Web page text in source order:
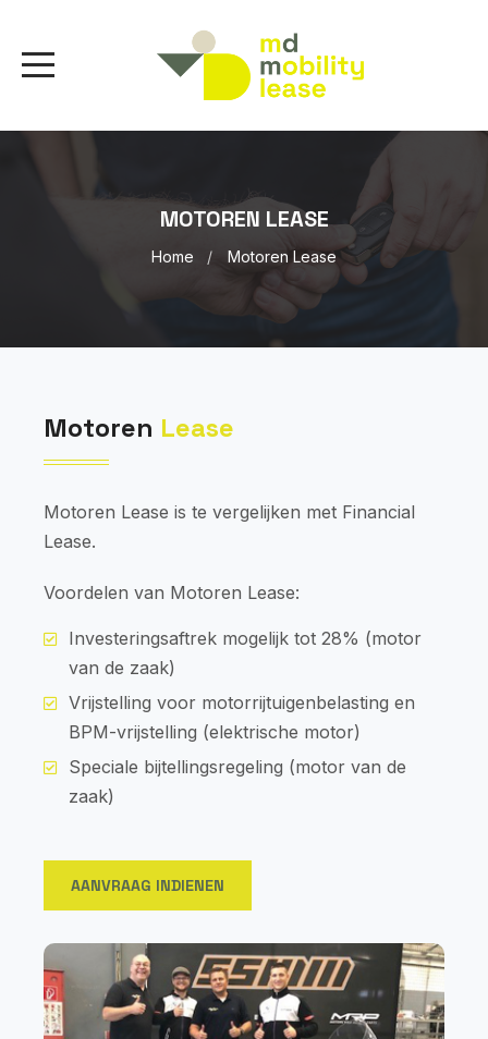
MOTOREN LEASE
Home Motoren Lease
Motoren Lease
Motoren Lease is te vergelijken met Financial
Lease.
Voordelen van Motoren Lease:
Investeringsaftrek mogelijk tot 28% (motor
van de zaak)
Vrijstelling voor motorrijtuigenbelasting en
BPM-vrijstelling (elektrische motor)
Speciale bijtellingsregeling (motor van de
zaak)
AANVRAAG INDIENEN